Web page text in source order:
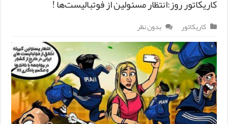
کاریکاتور روز:انتظار مسئولین از فوتبالیست‌ها !
کاریکاتور بدون نظر